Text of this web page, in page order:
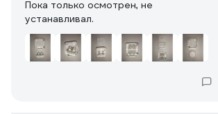
Пока только осмотрен, не
устанавливал.